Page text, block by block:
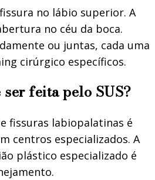
no lábio superior. A
no céu da boca.
ou juntas, cada uma
cirúrgico específicos.
feita pelo SUS?
fissuras labiopalatinas é
centros especializados. A
plástico especializado é